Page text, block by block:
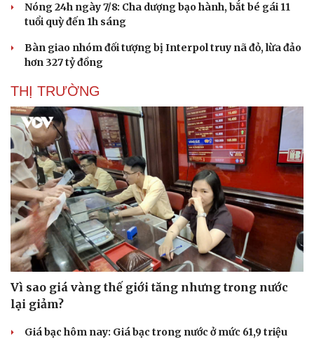
Văn học
Âm nhạc
Thời trang
Nóng 24h ngày 7/8: Cha dượng bạo hành, bắt bé gái 11
tuổi quỳ đến 1h sáng
Bàn giao nhóm đối tượng bị Interpol truy nã đỏ, lừa đảo
hơn 327 tỷ đồng
THỊ TRƯỜNG
Vì sao giá vàng thế giới tăng nhưng trong nước
lại giảm?
Giá bạc hôm nay: Giá bạc trong nước ở mức 61,9 triệu